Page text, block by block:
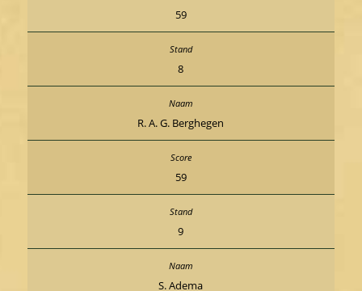
59
8
R. A. G. Berghegen
59
9
S. Adema